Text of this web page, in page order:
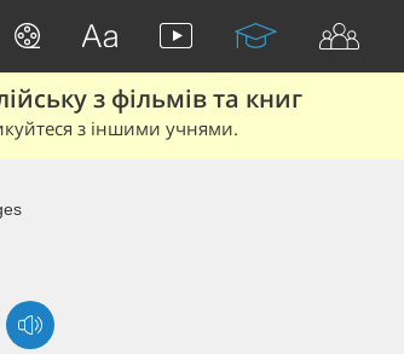
з фільмів та книг
з іншими учнями.